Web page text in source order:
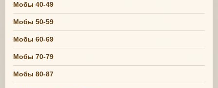
Мобы 40-49
Мобы 50-59
Мобы 60-69
Мобы 70-79
Мобы 80-87